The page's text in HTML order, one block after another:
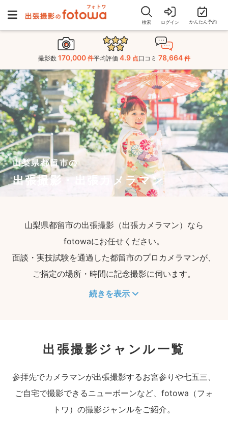
検索 ログイン かんたん予約
撮影数 170,000 件平均評価 4.9 点口コミ 78,664 件
山梨県都留市の
出張撮影・出張カメラマン
山梨県都留市の出張撮影（出張カメラマン）なら
fotowaにお任せください。
面談・実技試験を通過した都留市のプロカメラマンが、
ご指定の場所・時間に記念撮影に伺います。
続きを表示
出張撮影ジャンル一覧
参拝先でカメラマンが出張撮影するお宮参りや七五三、
ご自宅で撮影できるニューボーンなど、fotowa（フォ
トワ）の撮影ジャンルをご紹介。